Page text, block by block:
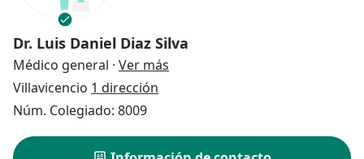
Dr. Luis Daniel Diaz Silva
Médico general · Ver más
Villavicencio 1 dirección
Núm. Colegiado: 8009